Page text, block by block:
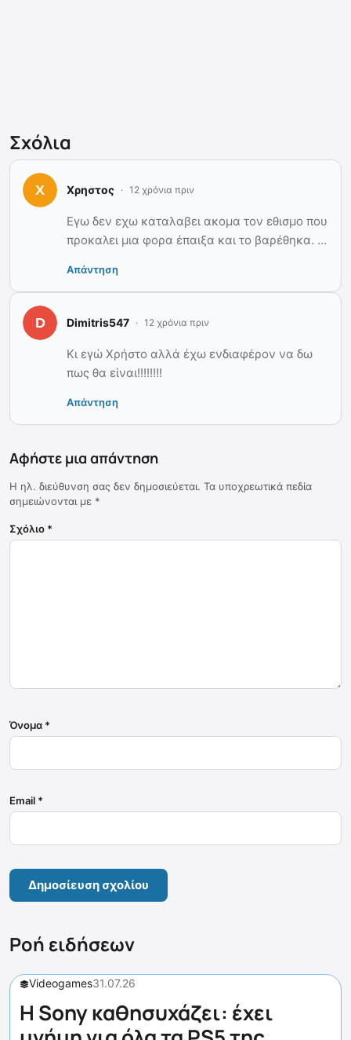
Σχόλια
Χρηστος 12 χρόνια πριν
Εγω δεν εχω καταλαβει ακομα τον εθισμο που
προκαλει μια φορα έπαιξα και το βαρέθηκα. …
Απάντηση
Dimitris547 12 χρόνια πριν
Κι εγώ Χρήστο αλλά έχω ενδιαφέρον να δω
πως θα είναι!!!!!!!!
Απάντηση
Αφήστε μια απάντηση
Η ηλ. διεύθυνση σας δεν δημοσιεύεται. Τα υποχρεωτικά πεδία
σημειώνονται με *
Σχόλιο *
Όνομα *
Email *
Ροή ειδήσεων
Videogames31.07.26
Η Sony καθησυχάζει: έχει